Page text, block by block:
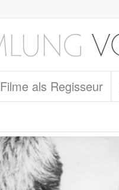
Filme als Regisseur